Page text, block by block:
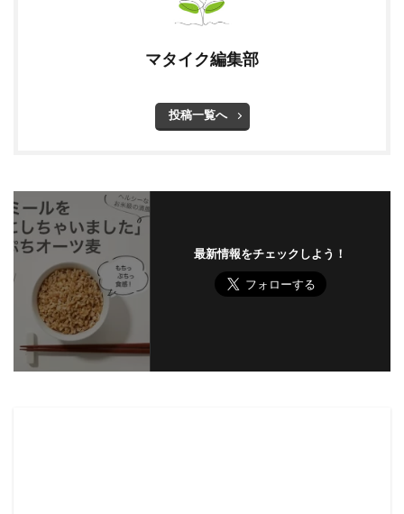
マタイク編集部
投稿一覧へ
最新情報をチェックしよう！